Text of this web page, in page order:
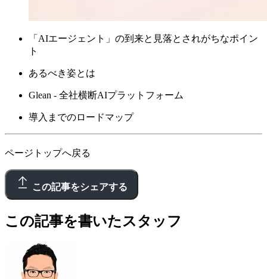
「AIエージェント」の到来と見落とされがちなポイン
ト
あるべき姿とは
Glean - 全社横断AIプラットフォーム
導入までのロードマップ
ページトップへ戻る
この記事をシェアする
この記事を書いたスタッフ